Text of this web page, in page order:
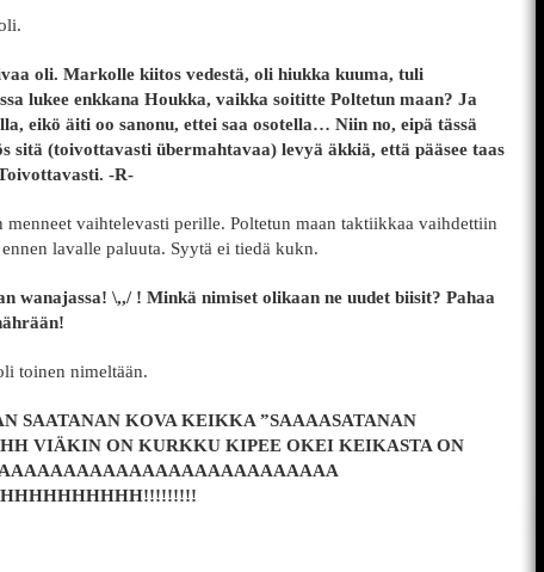
oli. Markolle kiitos vedestä, oli hiukka kuuma, tuli
lukee enkkana Houkka, vaikka soititte Poltetun maan? Ja
eikö äiti oo sanonu, ettei saa osotella… Niin no, eipä tässä
sitä (toivottavasti übermahtavaa) levyä äkkiä, että pääsee taas
-R-
vaihtelevasti perille. Poltetun maan taktiikkaa vaihdettiin
lavalle paluuta. Syytä ei tiedä kukn.
wanajassa! \,,/ ! Minkä nimiset olikaan ne uudet biisit? Pahaa
toinen nimeltään.
SAATANAN KOVA KEIKKA ”SAAAASATANAN
VIÄKIN ON KURKKU KIPEE OKEI KEIKASTA ON